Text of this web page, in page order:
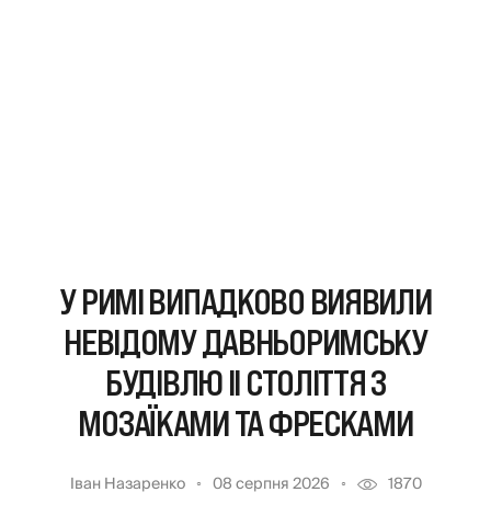
У РИМІ ВИПАДКОВО ВИЯВИЛИ
НЕВІДОМУ ДАВНЬОРИМСЬКУ
БУДІВЛЮ II СТОЛІТТЯ З
МОЗАЇКАМИ ТА ФРЕСКАМИ
Іван Назаренко 08 серпня 2026 1870